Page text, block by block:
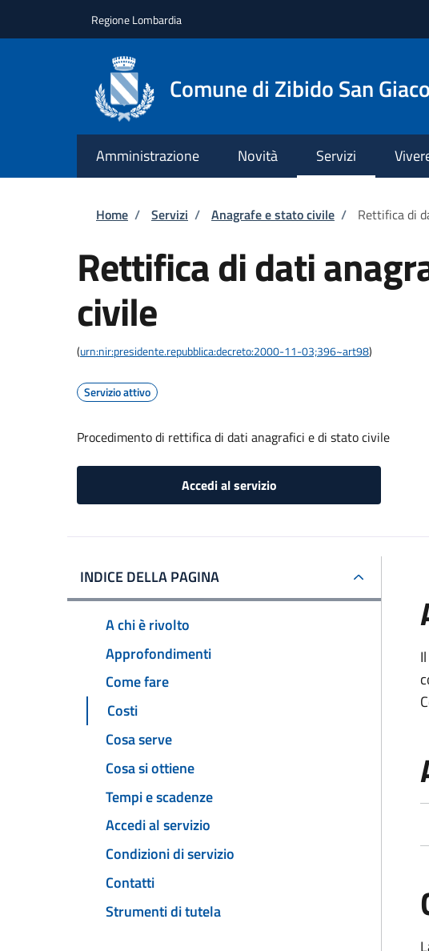
Regione Lombardia
Comune di Zibido San
Amministrazione Novità Servizi
Briciole di pane
Home / Servizi / Anagrafe e stato civile / Rettifica di
Rettifica di dati
civile
(urn:nir:presidente.repubblica:decreto:2000-11-03;396~art98)
Servizio attivo
Procedimento di rettifica di dati anagrafici e di stato civile
Accedi al servizio
INDICE DELLA PAGINA
A chi è rivolto
Approfondimenti
Come fare
Costi
Cosa serve
Cosa si ottiene
Tempi e scadenze
Accedi al servizio
Condizioni di servizio
Contatti
Strumenti di tutela